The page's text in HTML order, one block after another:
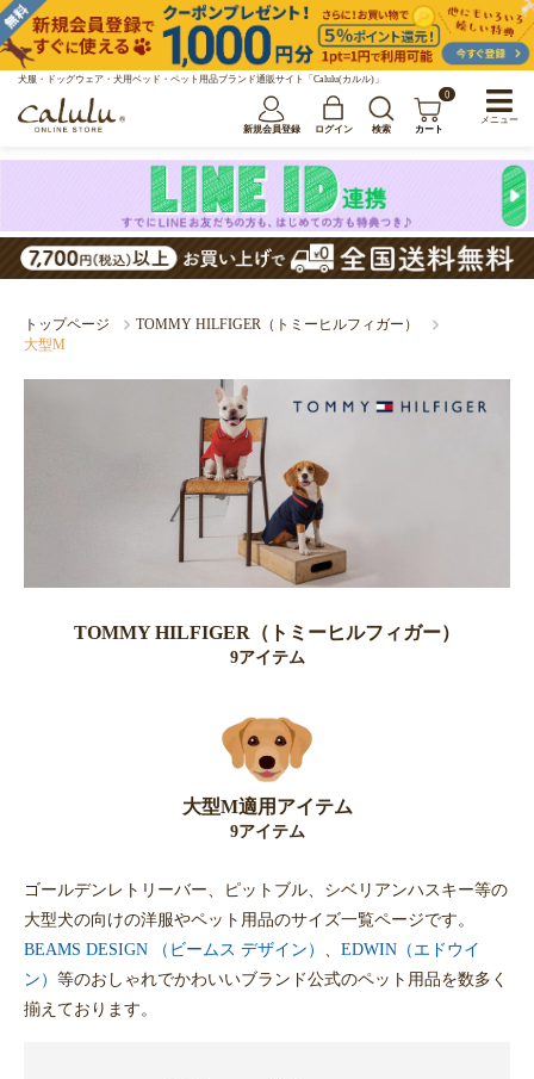
犬服・ドッグウェア・犬用ベッド・ペット用品ブランド通販サイト「Calulu(カルル)」
新規会員登録 ログイン 検索
0
カート
トップページ
TOMMY HILFIGER（トミーヒルフィガー）
大型M
TOMMY HILFIGER（トミーヒルフィガー）
9アイテム
大型M適用アイテム
9アイテム
ゴールデンレトリーバー、ピットブル、シベリアンハスキー等の
大型犬の向けの洋服やペット用品のサイズ一覧ページです。
BEAMS DESIGN （ビームス デザイン） 、 EDWIN（エドウイ
ン） 等のおしゃれでかわいいブランド公式のペット用品を数多く
揃えております。
メニュー